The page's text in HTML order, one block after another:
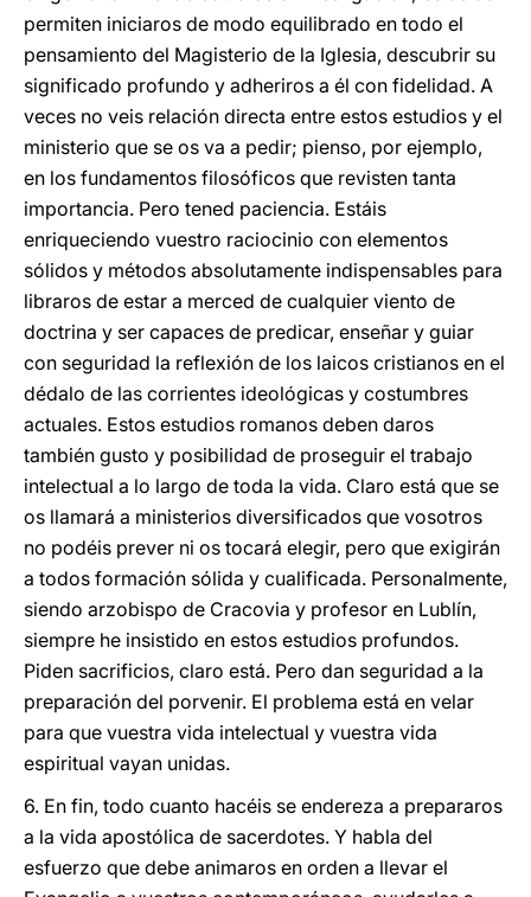
permiten iniciaros de modo equilibrado en todo el
pensamiento del Magisterio de la Iglesia, descubrir su
significado profundo y adheriros a él con fidelidad. A
veces no veis relación directa entre estos estudios y el
ministerio que se os va a pedir; pienso, por ejemplo,
en los fundamentos filosóficos que revisten tanta
importancia. Pero tened paciencia. Estáis
enriqueciendo vuestro raciocinio con elementos
sólidos y métodos absolutamente indispensables para
libraros de estar a merced de cualquier viento de
doctrina y ser capaces de predicar, enseñar y guiar
con seguridad la reflexión de los laicos cristianos en el
dédalo de las corrientes ideológicas y costumbres
actuales. Estos estudios romanos deben daros
también gusto y posibilidad de proseguir el trabajo
intelectual a lo largo de toda la vida. Claro está que se
os llamará a ministerios diversificados que vosotros
no podéis prever ni os tocará elegir, pero que exigirán
a todos formación sólida y cualificada. Personalmente,
siendo arzobispo de Cracovia y profesor en Lublín,
siempre he insistido en estos estudios profundos.
Piden sacrificios, claro está. Pero dan seguridad a la
preparación del porvenir. El problema está en velar
para que vuestra vida intelectual y vuestra vida
espiritual vayan unidas.
6. En fin, todo cuanto hacéis se endereza a prepararos
a la vida apostólica de sacerdotes. Y habla del
esfuerzo que debe animaros en orden a llevar el